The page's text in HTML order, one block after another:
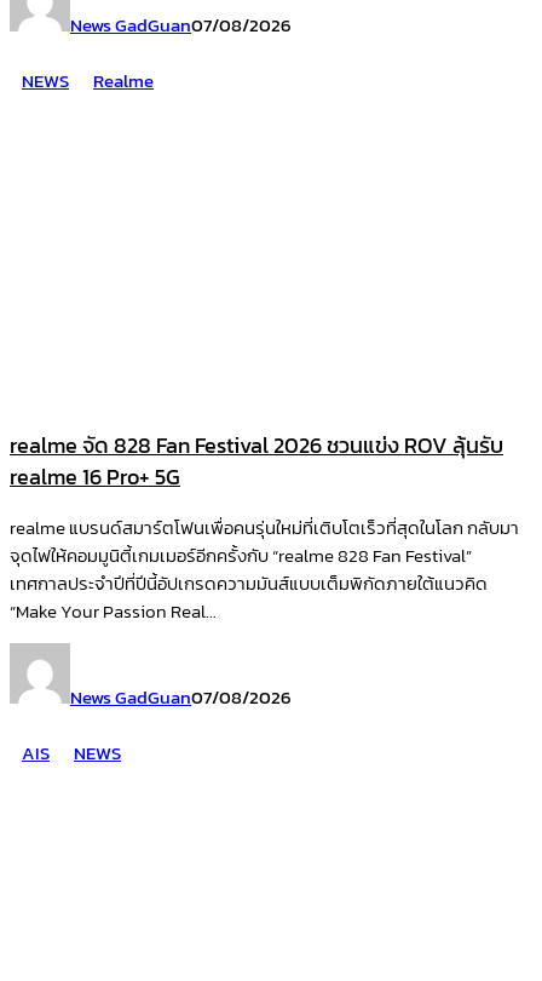
News GadGuan07/08/2026
NEWS
Realme
realme จัด 828 Fan Festival 2026 ชวนแข่ง ROV ลุ้นรับ
realme 16 Pro+ 5G
realme แบรนด์สมาร์ตโฟนเพื่อคนรุ่นใหม่ที่เติบโตเร็วที่สุดในโลก กลับมา
จุดไฟให้คอมมูนิตี้เกมเมอร์อีกครั้งกับ “realme 828 Fan Festival”
เทศกาลประจำปีที่ปีนี้อัปเกรดความมันส์แบบเต็มพิกัดภายใต้แนวคิด
“Make Your Passion Real...
News GadGuan07/08/2026
AIS
NEWS